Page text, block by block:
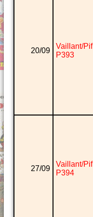
20/09
Vaillant/Pif
P393
27/09
Vaillant/Pif
P394